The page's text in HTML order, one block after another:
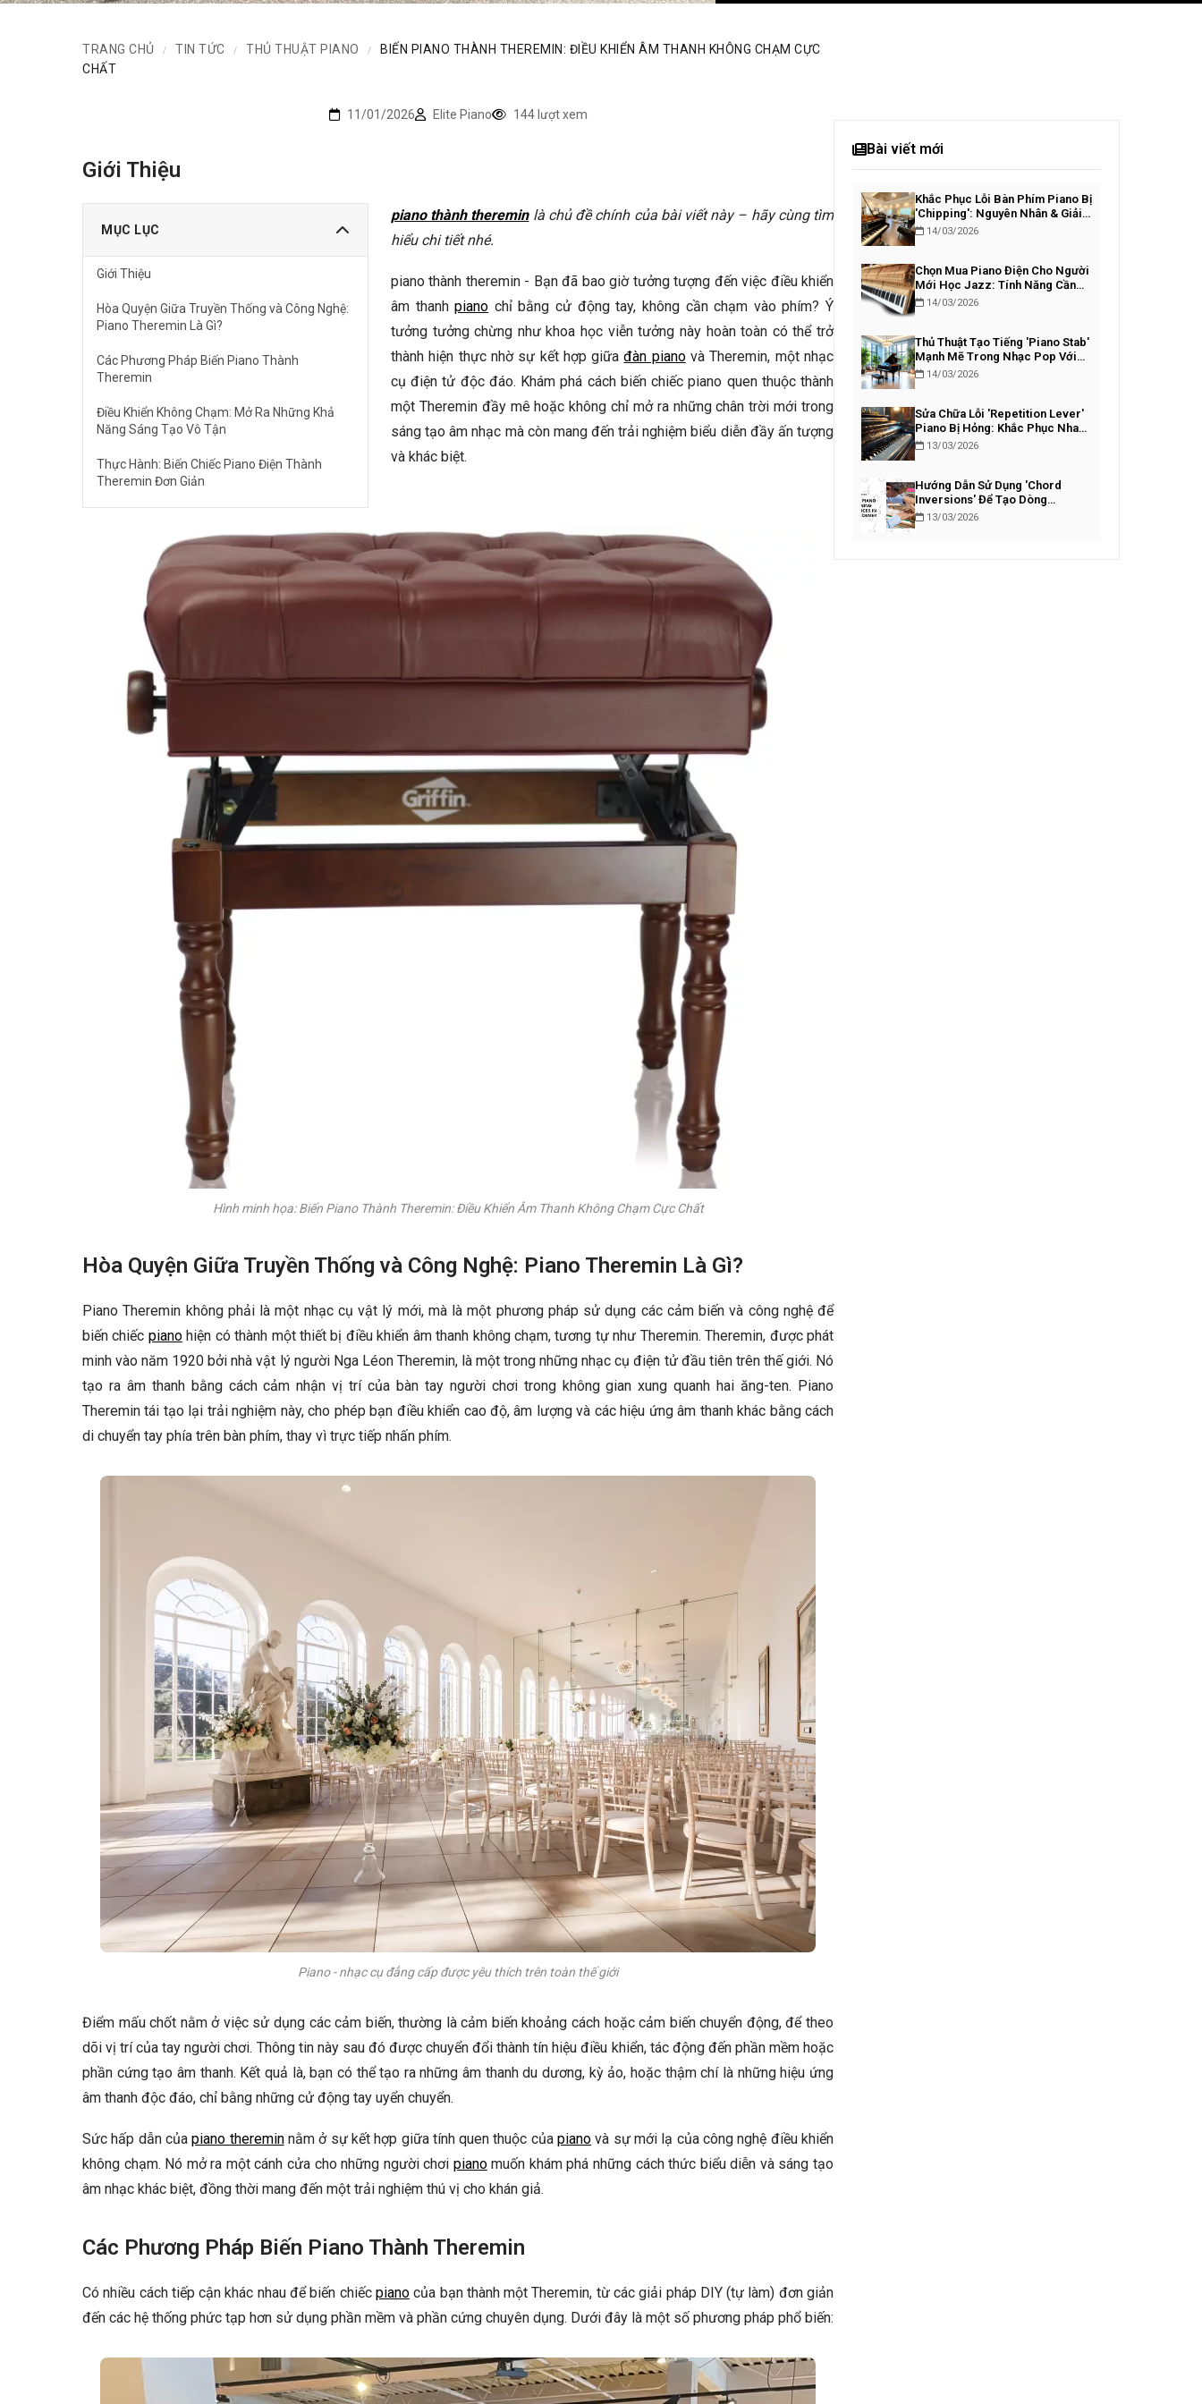
TRANG CHỦ / TIN TỨC / THỦ THUẬT PIANO /
BIẾN PIANO THÀNH THEREMIN: ĐIỀU KHIỂN ÂM THANH KHÔNG CHẠM CỰC
CHẤT
11/01/2026 Elite Piano 144 lượt xem
Giới Thiệu
MỤC LỤC
Giới Thiệu
Hòa Quyện Giữa Truyền Thống và Công Nghệ:
Piano Theremin Là Gì?
Các Phương Pháp Biến Piano Thành
Theremin
Điều Khiển Không Chạm: Mở Ra Những Khả
Năng Sáng Tạo Vô Tận
Thực Hành: Biến Chiếc Piano Điện Thành
Theremin Đơn Giản
Theremin Thông Minh
Các Lưu Ý Quan Trọng
Câu Hỏi Thường Gặp
Tôi cần những gì để bắt đầu với piano
theremin?
Piano theremin có khó học không?
Tôi có thể sử dụng piano theremin để làm
🎹 Khám Phá Piano Đẳng Cấp Tại Elite
piano thành thereminlà chủ đề chính của bài viết này – hãy cùng tìm
hiểu chi tiết nhé.
piano thành theremin - Bạn đã bao giờ tưởng tượng đến việc điều khiển
âm thanhpiano chỉ bằng cử động tay, không cần chạm vào phím? Ý
tưởng tưởng chừng như khoa học viễn tưởng này hoàn toàn có thể trở
thành hiện thực nhờ sự kết hợp giữađàn pianovà Theremin, một nhạc
cụ điện tử độc đáo. Khám phá cách biến chiếc piano quen thuộc thành
một Theremin đầy mê hoặc không chỉ mở ra những chân trời mới trong
sáng tạo âm nhạc mà còn mang đến trải nghiệm biểu diễn đầy ấn tượng
và khác biệt.
Hình minh họa: Biến Piano Thành Theremin: Điều Khiển Âm Thanh Không Chạm Cực Chất
Hòa Quyện Giữa Truyền Thống và Công Nghệ: Piano Theremin Là Gì?
Piano Theremin không phải là một nhạc cụ vật lý mới, mà là một phương pháp sử dụng các cảm biến và công nghệ để
biến chiếc pianohiện có thành một thiết bị điều khiển âm thanh không chạm, tương tự như Theremin. Theremin, được phát
minh vào năm 1920 bởi nhà vật lý người Nga Léon Theremin, là một trong những nhạc cụ điện tử đầu tiên trên thế giới. Nó
tạo ra âm thanh bằng cách cảm nhận vị trí của bàn tay người chơi trong không gian xung quanh hai ăng-ten. Piano
Theremin tái tạo lại trải nghiệm này, cho phép bạn điều khiển cao độ, âm lượng và các hiệu ứng âm thanh khác bằng cách
di chuyển tay phía trên bàn phím, thay vì trực tiếp nhấn phím.
Piano - nhạc cụ đẳng cấp được yêu thích trên toàn thế giới
Điểm mấu chốt nằm ở việc sử dụng các cảm biến, thường là cảm biến khoảng cách hoặc cảm biến chuyển động, để theo
dõi vị trí của tay người chơi. Thông tin này sau đó được chuyển đổi thành tín hiệu điều khiển, tác động đến phần mềm hoặc
phần cứng tạo âm thanh. Kết quả là, bạn có thể tạo ra những âm thanh du dương, kỳ ảo, hoặc thậm chí là những hiệu ứng
âm thanh độc đáo, chỉ bằng những cử động tay uyển chuyển.
Sức hấp dẫn củapiano thereminnằm ở sự kết hợp giữa tính quen thuộc củapiano và sự mới lạ của công nghệ điều khiển
không chạm. Nó mở ra một cánh cửa cho những người chơi pianomuốn khám phá những cách thức biểu diễn và sáng tạo
âm nhạc khác biệt, đồng thời mang đến một trải nghiệm thú vị cho khán giả.
Các Phương Pháp Biến Piano Thành Theremin
Có nhiều cách tiếp cận khác nhau để biến chiếc pianocủa bạn thành một Theremin, từ các giải pháp DIY (tự làm) đơn giản
đến các hệ thống phức tạp hơn sử dụng phần mềm và phần cứng chuyên dụng. Dưới đây là một số phương pháp phổ biến:
Bài viết mới
Khắc Phục Lỗi Bàn Phím Piano Bị
'Chipping': Nguyên Nhân & Giải
Pháp14/03/2026
Chọn Mua Piano Điện Cho Người
Mới Học Jazz: Tính Năng Cần
Thiết14/03/2026
Thủ Thuật Tạo Tiếng 'Piano Stab'
Mạnh Mẽ Trong Nhạc Pop Với
VST14/03/2026
Sửa Chữa Lỗi 'Repetition Lever'
Piano Bị Hỏng: Khắc Phục Nhanh
Chóng
13/03/2026
Hướng Dẫn Sử Dụng 'Chord
Inversions' Để Tạo Dòng
Bassline Piano Lôi Cuốn
13/03/2026